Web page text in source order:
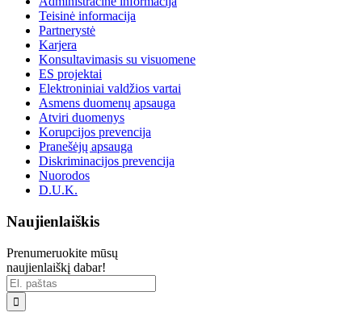
Teisinė informacija
Partnerystė
Karjera
Konsultavimasis su visuomene
ES projektai
Elektroniniai valdžios vartai
Asmens duomenų apsauga
Atviri duomenys
Korupcijos prevencija
Pranešėjų apsauga
Diskriminacijos prevencija
Nuorodos
D.U.K.
Naujienlaiškis
Prenumeruokite mūsų
naujienlaiškį dabar!
